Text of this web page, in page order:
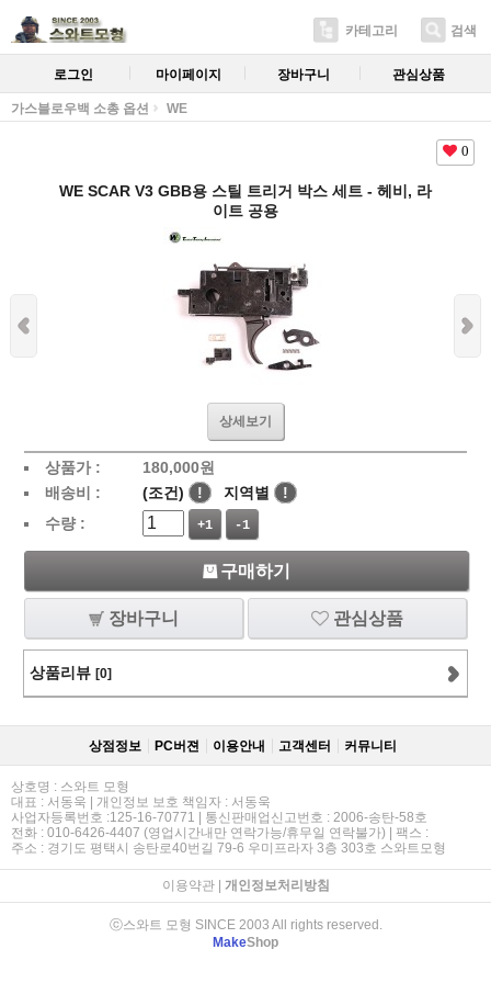
카테고리 검색
로그인 마이페이지 장바구니 관심상품
가스블로우백 소총 옵션 WE
0
WE SCAR V3 GBB용 스틸 트리거 박스 세트 - 헤비, 라
이트 공용
상세보기
상품가 : 180,000원
배송비 :
(조건) ! 지역별
!
수량 :
+1 -1
구매하기
장바구니 관심상품
상품리뷰 [0]
상점정보 PC버젼 이용안내 고객센터 커뮤니티
상호명 : 스와트 모형
대표 : 서동욱 | 개인정보 보호 책임자 : 서동욱
사업자등록번호 :125-16-70771 | 통신판매업신고번호 : 2006-송탄-58호
전화 : 010-6426-4407 (영업시간내만 연락가능/휴무일 연락불가) | 팩스 :
주소 : 경기도 평택시 송탄로40번길 79-6 우미프라자 3층 303호 스와트모형
이용약관| 개인정보처리방침
ⓒ스와트 모형 SINCE 2003 All rights reserved.
MakeShop